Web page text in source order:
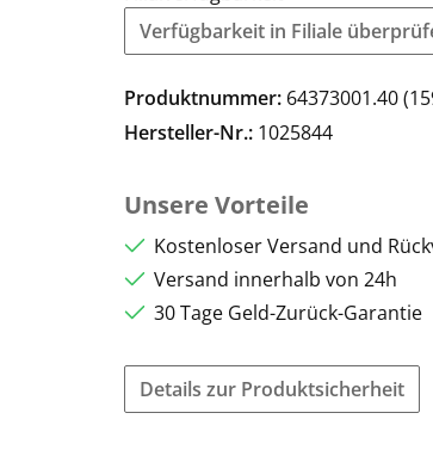
Verfügbarkeit in Filiale
Produktnummer: 64373001.40
Hersteller-Nr.: 1025844
Unsere Vorteile
Kostenloser Versand und
Versand innerhalb von 24h
30 Tage Geld-Zurück-Garantie
Details zur Produktsicherheit